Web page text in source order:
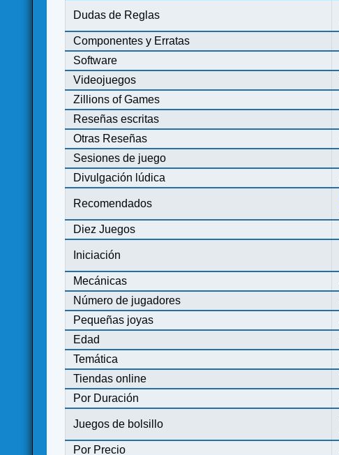
Dudas de Reglas
Componentes y Erratas
Software
Videojuegos
Zillions of Games
Reseñas escritas
Otras Reseñas
Sesiones de juego
Divulgación lúdica
Recomendados
Diez Juegos
Iniciación
Mecánicas
Número de jugadores
Pequeñas joyas
Edad
Temática
Tiendas online
Por Duración
Juegos de bolsillo
Por Precio